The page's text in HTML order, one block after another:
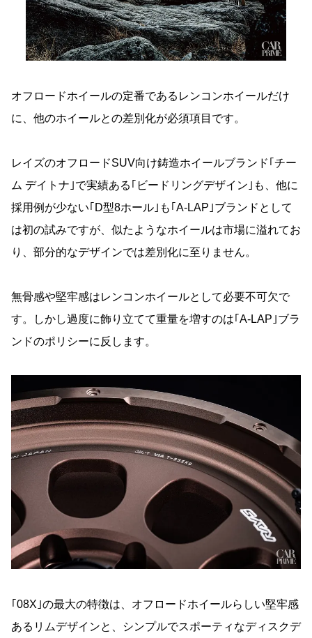
オフロードホイールの定番であるレンコンホイールだけ
に、他のホイールとの差別化が必須項目です。
レイズのオフロードSUV向け鋳造ホイールブランド｢チー
ム デイトナ｣で実績ある｢ビードリングデザイン｣も、他に
採用例が少ない｢D型8ホール｣も｢A-LAP｣ブランドとして
は初の試みですが、似たようなホイールは市場に溢れてお
り、部分的なデザインでは差別化に至りません。
無骨感や堅牢感はレンコンホイールとして必要不可欠で
す。しかし過度に飾り立てて重量を増すのは｢A-LAP｣ブラ
ンドのポリシーに反します。
｢08X｣の最大の特徴は、オフロードホイールらしい堅牢感
あるリムデザインと、シンプルでスポーティなディスクデ